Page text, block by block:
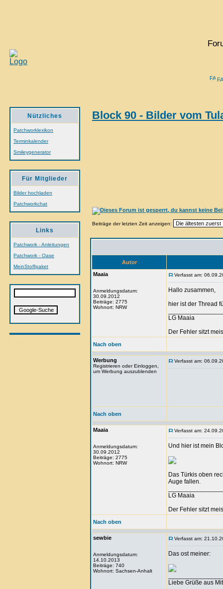
Nützliches
Patchworklexikon
Terminkalender
Smileygenerator
Für Mitglieder
Bilder hochladen
Patchworkchat
Links
Patchwork - Anleitungen
Patchwork - Oase
MeinStoffpaket
Block 90 - Bilder vom
Beiträge der letzten Zeit anzeigen:
Autor
Maaia
Anmeldungsdatum:
30.09.2012
Beiträge: 2775
Wohnort: NRW
Verfasst am:
Hallo zusammen,
hier ist der Thread
LG Maaia
Der Fehler sitzt
Nach oben
Werbung
Registrieren oder Einloggen,
um Werbung auszublenden
Verfasst am:
Nach oben
Maaia
Anmeldungsdatum:
30.09.2012
Beiträge: 2775
Wohnort: NRW
Verfasst am:
Und hier ist mein
Das Türkis oben
Auge fallen.
LG Maaia
Der Fehler sitzt
Nach oben
sewbie
Anmeldungsdatum:
14.10.2013
Beiträge: 740
Wohnort: Sachsen-Anhalt
Verfasst am:
Das ost meiner:
Liebe Grüße aus